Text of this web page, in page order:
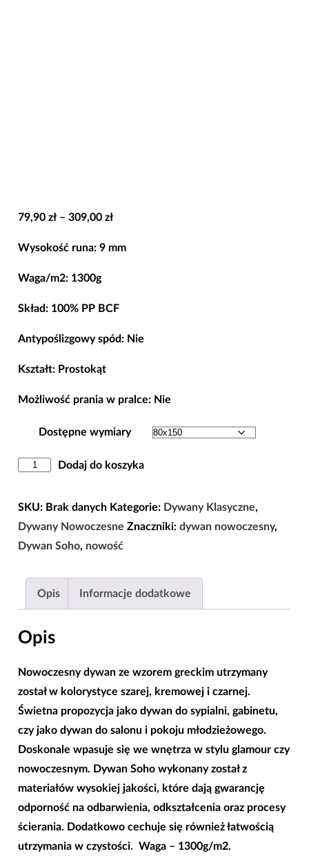
79,90 zł – 309,00 złZakres
309,00 zł
Wysokość runa: 9 mm
Waga/m2: 1300g
Skład: 100% PP BCF
Antypoślizgowy spód: Nie
Kształt: Prostokąt
Możliwość prania w pralce: Nie
Dostępne wymiary
ilość
Nowoczesny
Soho
19
|80x150|120x170|160x220|200x290|
Dodaj do koszyka
SKU: Brak danych Kategorie: Dywany Klasyczne,
Dywany Nowoczesne Znaczniki: dywan nowoczesny,
Dywan Soho, nowość
Opis Informacje dodatkowe
Opis
Nowoczesny dywan ze wzorem greckimutrzymany
został w kolorystyce szarej, kremowej i czarnej.
Świetna propozycja jako dywan do sypialni, gabinetu,
czy jako dywan do salonu i pokoju młodzieżowego.
Doskonale wpasuje się we wnętrza w stylu glamour czy
nowoczesnym. Dywan Sohowykonany został z
materiałów wysokiej jakości, które dają gwarancję
odporność na odbarwienia, odkształcenia oraz procesy
ścierania. Dodatkowo cechuje się również łatwością
utrzymania w czystości. Waga – 1300g/m2.